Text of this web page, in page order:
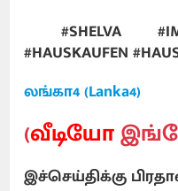
#SHELVA
#HAUSKAUFEN
லங்கா4 (Lanka4)
(வீடியோ
இச்செய்திக்கு